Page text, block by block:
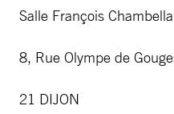
Salle François
8, Rue Olympe de
21 DIJON